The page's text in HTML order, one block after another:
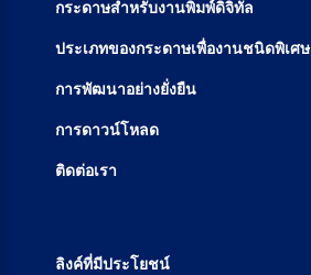
กระดาษสำหรับงานพิมพ์ดิจิทัล
ประเภทของกระดาษเพื่องานชนิดพิเศษ
การพัฒนาอย่างยั่งยืน
การดาวน์โหลด
ติดต่อเรา
ลิงค์ที่มีประโยชน์